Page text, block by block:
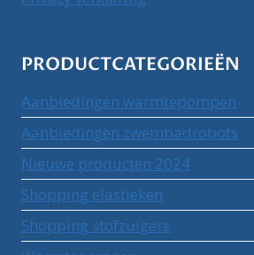
PRODUCTCATEGORIEËN
Aanbiedingen warmtepompen
Aanbiedingen zwembadrobots
Nieuwe producten 2024
Shopping elastieken
Shopping stofzuigers